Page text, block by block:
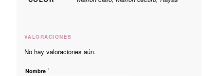
VALORACIONES
No hay valoraciones aún.
Nombre *